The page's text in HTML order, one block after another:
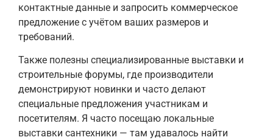
контактные данные и запросить коммерческое
предложение с учётом ваших размеров и
требований.
Также полезны специализированные выставки и
строительные форумы, где производители
демонстрируют новинки и часто делают
специальные предложения участникам и
посетителям. Я часто посещаю локальные
выставки сантехники — там удавалось найти